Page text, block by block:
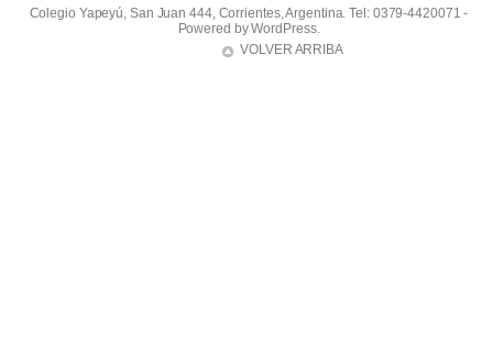
Colegio Yapeyú, San Juan 444, Corrientes, Argentina. Tel: 0379-4420071 -
Powered byWordPress.
VOLVER ARRIBA